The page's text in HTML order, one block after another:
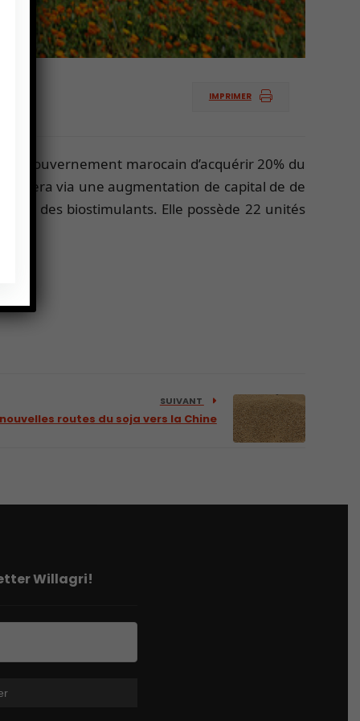
IMPRIMER
gouvernement marocain d’acquérir 20% du
se fera via une augmentation de capital de de
des biostimulants. Elle possède 22 unités
SUIVANT
routes du soja vers la Chine
Willagri!